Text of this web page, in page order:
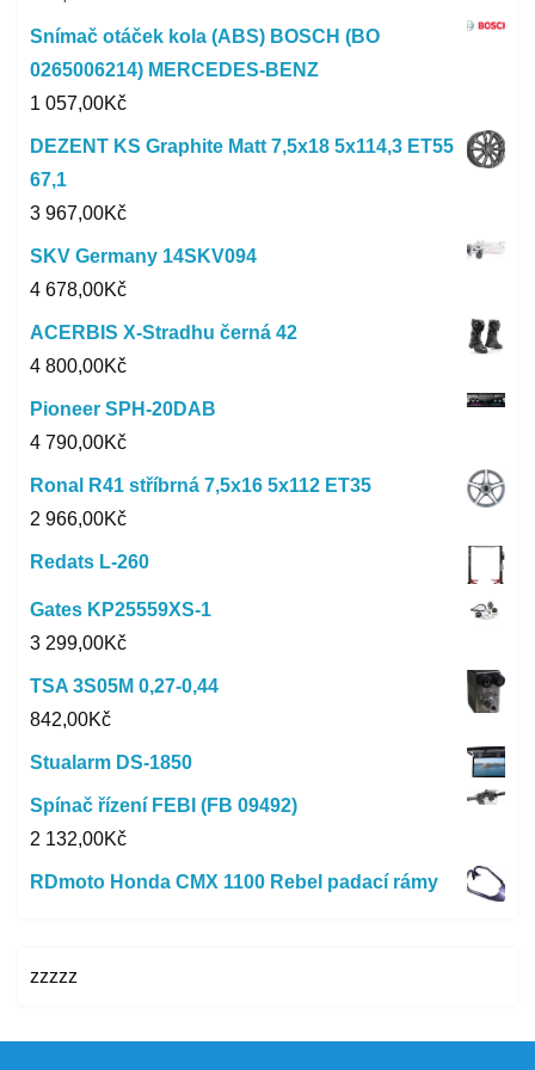
Snímač otáček kola (ABS) BOSCH (BO
0265006214) MERCEDES-BENZ
1 057,00Kč
DEZENT KS Graphite Matt 7,5x18 5x114,3 ET55
67,1
3 967,00Kč
SKV Germany 14SKV094
4 678,00Kč
ACERBIS X-Stradhu černá 42
4 800,00Kč
Pioneer SPH-20DAB
4 790,00Kč
Ronal R41 stříbrná 7,5x16 5x112 ET35
2 966,00Kč
Redats L-260
Gates KP25559XS-1
3 299,00Kč
TSA 3S05M 0,27-0,44
842,00Kč
Stualarm DS-1850
Spínač řízení FEBI (FB 09492)
2 132,00Kč
RDmoto Honda CMX 1100 Rebel padací rámy
zzzzz